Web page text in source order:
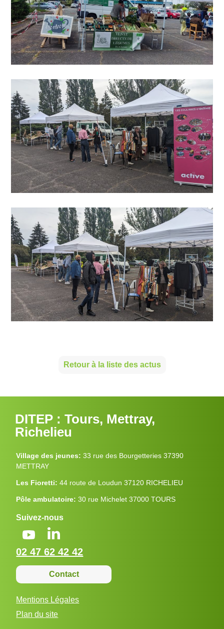
Retour à la liste des actus
DITEP : Tours, Mettray,
Richelieu
Village des jeunes: 33 rue des Bourgetteries 37390
METTRAY
Les Fioretti: 44 route de Loudun 37120 RICHELIEU
Pôle ambulatoire: 30 rue Michelet 37000 TOURS
Suivez-nous
02 47 62 42 42
Contact
Mentions Légales
Plan du site